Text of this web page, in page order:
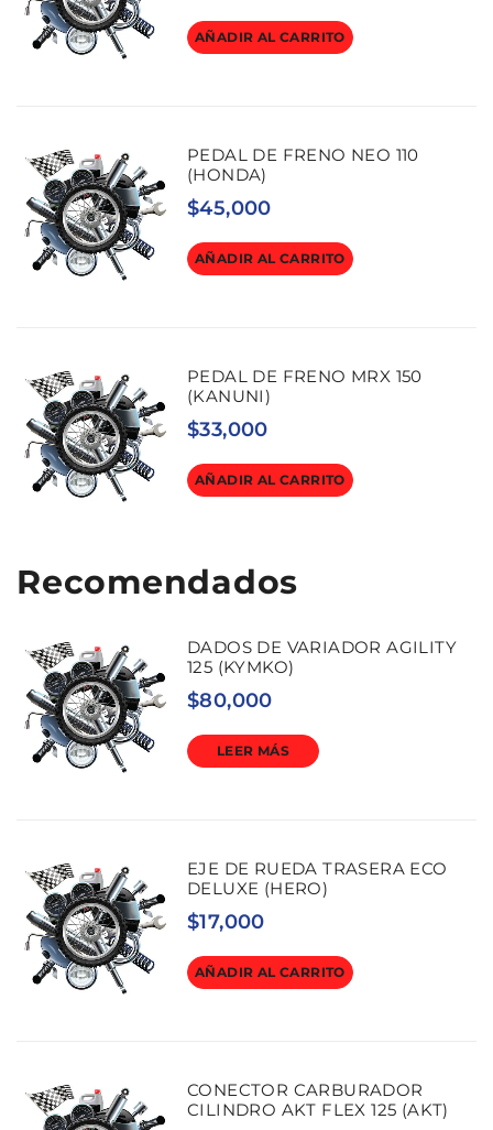
AÑADIR AL CARRITO
PEDAL DE FRENO NEO 110
(HONDA)
$45,000
AÑADIR AL CARRITO
PEDAL DE FRENO MRX 150
(KANUNI)
$33,000
AÑADIR AL CARRITO
Recomendados
DADOS DE VARIADOR AGILITY
125 (KYMKO)
$80,000
LEER MÁS
EJE DE RUEDA TRASERA ECO
DELUXE (HERO)
$17,000
AÑADIR AL CARRITO
CONECTOR CARBURADOR
CILINDRO AKT FLEX 125 (AKT)